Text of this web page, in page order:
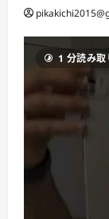
1 分読み取